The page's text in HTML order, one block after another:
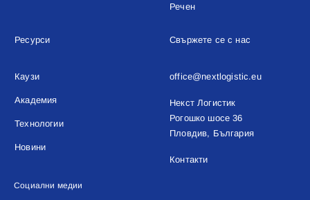
Речен
Ресурси
Каузи
Академия
Технологии
Новини
Свържете се с нас
office@nextlogistic.eu
Некст Логистик
Рогошко шосе 36
Пловдив, България
Контакти
Социални медии